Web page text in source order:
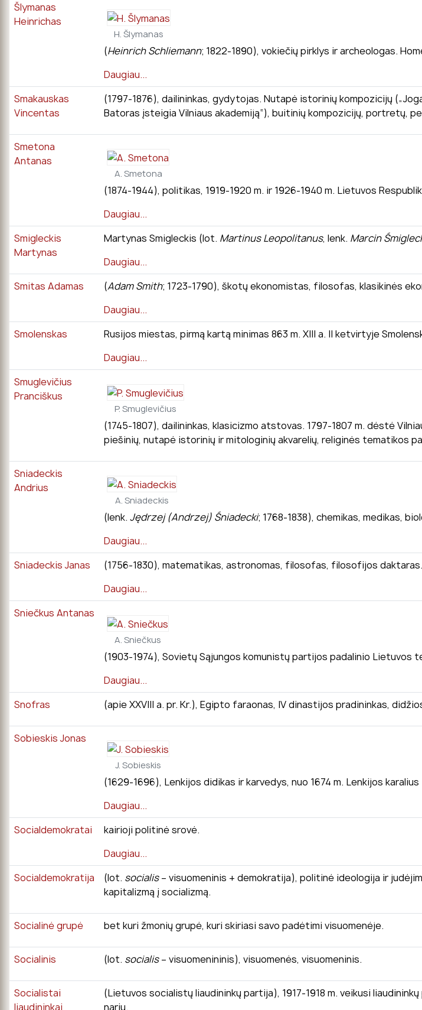
Šlymanas
Heinrichas
H. Šlymanas
(Heinrich Schliemann; 1822-1890), vokiečių pirklys ir archeologas.
Daugiau...
Smakauskas
Vincentas
(1797-1876), dailininkas, gydytojas. Nutapė istorinių kompozicijų
Batoras įsteigia Vilniaus akademiją“), buitinių kompozicijų, portretų,
Smetona
Antanas
A. Smetona
(1874-1944), politikas, 1919-1920 m. ir 1926-1940 m. Lietuvos
Daugiau...
Smigleckis
Martynas
Martynas Smigleckis (lot. Martinus Leopolitanus, lenk. Marcin
Daugiau...
Smitas Adamas
(Adam Smith; 1723-1790), škotų ekonomistas, filosofas, klasikinės
Daugiau...
Smolenskas
Rusijos miestas, pirmą kartą minimas 863 m. XIII a. II ketvirtyje
Daugiau...
Smuglevičius
Pranciškus
P. Smuglevičius
(1745-1807), dailininkas, klasicizmo atstovas. 1797-1807 m. dėstė
piešinių, nutapė istorinių ir mitologinių akvarelių, religinės tematikos
Sniadeckis
Andrius
A. Sniadeckis
(lenk. Jędrzej (Andrzej) Śniadecki; 1768-1838), chemikas, medikas,
Daugiau...
Sniadeckis Janas
(1756-1830), matematikas, astronomas, filosofas, filosofijos daktaras.
Daugiau...
Sniečkus Antanas
A. Sniečkus
(1903-1974), Sovietų Sąjungos komunistų partijos padalinio Lietuvos
Daugiau...
Snofras
(apie XXVIII a. pr. Kr.), Egipto faraonas, IV dinastijos pradininkas,
Sobieskis Jonas
J. Sobieskis
(1629-1696), Lenkijos didikas ir karvedys, nuo 1674 m. Lenkijos
Daugiau...
Socialdemokratai
kairioji politinė srovė.
Daugiau...
Socialdemokratija
(lot. socialis– visuomeninis + demokratija), politinė ideologija ir
kapitalizmą į socializmą.
Socialinė grupė bet kuri žmonių grupė, kuri skiriasi savo padėtimi visuomenėje.
Socialinis (lot. socialis– visuomenininis), visuomenės, visuomeninis.
Socialistai
liaudininkai
(Lietuvos socialistų liaudininkų partija), 1917-1918 m. veikusi
narių.